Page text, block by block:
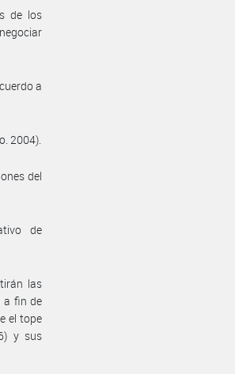
de los
a
2004).
del
de
las
a fin de
el tope
y sus